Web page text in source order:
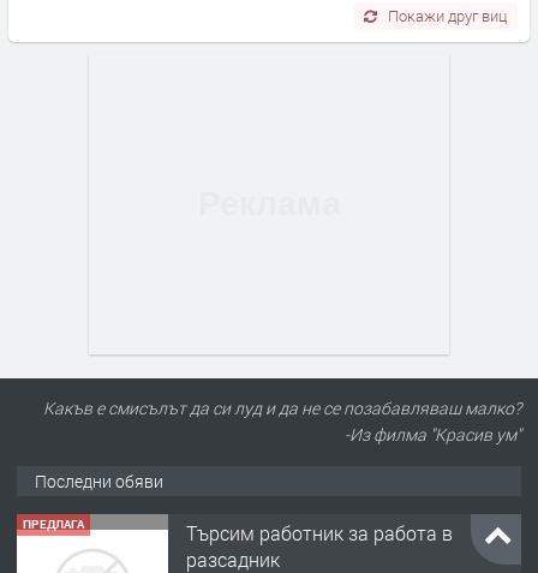
Покажи друг виц
Какъв е смисълът да си луд и да не се позабавляваш малко?
-Из филма "Красив ум"
Последни обяви
ПРЕДЛАГА
Търсим работник за работа в
разсадник